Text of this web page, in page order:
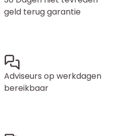
geld terug garantie
Adviseurs op werkdagen
bereikbaar